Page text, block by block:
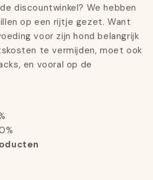
discountwinkel? We hebben
op een rijtje gezet. Want
voor zijn hond belangrijk
te vermijden, moet ook
en vooral op de